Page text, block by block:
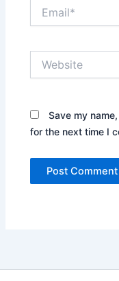
Save my
for the next time I